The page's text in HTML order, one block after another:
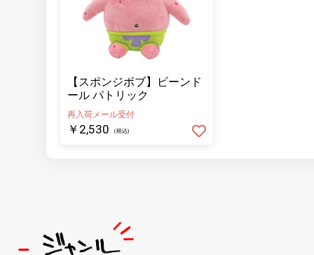
【スポンジボブ】ビーンド
ール パトリック
再入荷メール受付
￥2,530 (税込)